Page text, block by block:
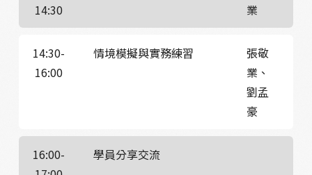
14:30
業
14:30-
16:00
情境模擬與實務練習
張敬
業、
劉孟
豪
16:00-
學員分享交流